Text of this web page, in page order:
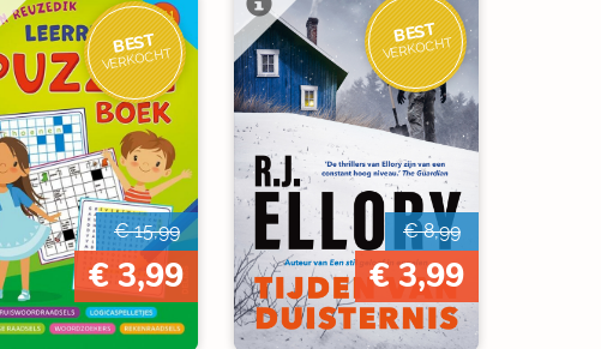
BEST
VERKOCHT
€ 15,99
€ 3,99
BEST
VERKOCHT
€ 8,99
€ 3,99